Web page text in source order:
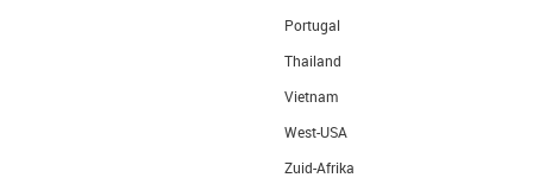
Portugal
Thailand
Vietnam
West-USA
Zuid-Afrika